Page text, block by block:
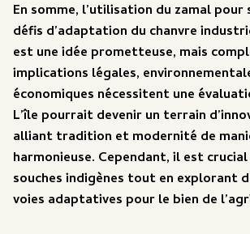
En somme, l’utilisation du zamal
défis d’adaptation du chanvre
est une idée prometteuse, mais
implications légales,
économiques nécessitent une
L’île pourrait devenir un terrain
alliant tradition et modernité de
harmonieuse. Cependant, il est
souches indigènes tout en explorant
voies adaptatives pour le bien de